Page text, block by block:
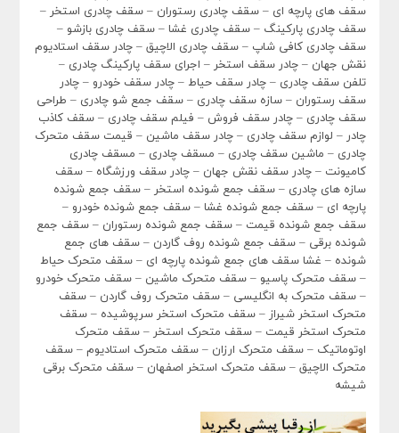
سقف های پارچه ای – سقف چادری رستوران – سقف چادری استخر –
سقف چادری پارکینگ – سقف چادری غشا – سقف چادری بازشو –
سقف چادری کافی شاپ – سقف چادری الاچیق – چادر سقف استادیوم
نقش جهان – چادر سقف استخر – اجرای سقف پارکینگ چادری –
تلفن سقف چادری – چادر سقف حیاط – چادر سقف خودرو – چادر
سقف رستوران – سازه سقف چادری – سقف جمع شو چادری – طراحی
سقف چادری – چادر سقف فروش – فیلم سقف چادری – سقف کاذب
چادر – لوازم سقف چادری – چادر سقف ماشین – قیمت سقف متحرک
چادری – ماشین سقف چادری – مسقف چادری – مسقف چادری
کامیونت – چادر سقف نقش جهان – چادر سقف ورزشگاه – سقف
سازه های چادری – سقف جمع شونده استخر – سقف جمع شونده
پارچه ای – سقف جمع شونده غشا – سقف جمع شونده خودرو –
سقف جمع شونده قیمت – سقف جمع شونده رستوران – سقف جمع
شونده برقی – سقف جمع شونده روف گاردن – سقف های جمع
شونده – غشا سقف های جمع شونده پارچه ای – سقف متحرک حیاط
– سقف متحرک پاسیو – سقف متحرک ماشین – سقف متحرک خودرو
– سقف متحرک به انگلیسی – سقف متحرک روف گاردن – سقف
متحرک استخر شیراز – سقف متحرک استخر سرپوشیده – سقف
متحرک استخر قیمت – سقف متحرک استخر – سقف متحرک
اوتوماتیک – سقف متحرک ارزان – سقف متحرک استادیوم – سقف
متحرک الاچیق – سقف متحرک استخر اصفهان – سقف متحرک برقی
شیشه